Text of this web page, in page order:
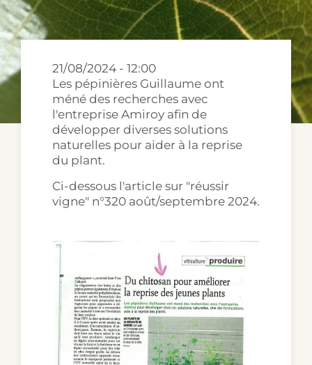
NOS VARIÉTÉS
CONTACTEZ-NOUS
21/08/2024 - 12:00
Les pépinières Guillaume ont
méné des recherches avec
l'entreprise Amiroy afin de
développer diverses solutions
naturelles pour aider à la reprise
du plant.
Ci-dessous l'article sur "réussir
vigne" n°320 août/septembre 2024.